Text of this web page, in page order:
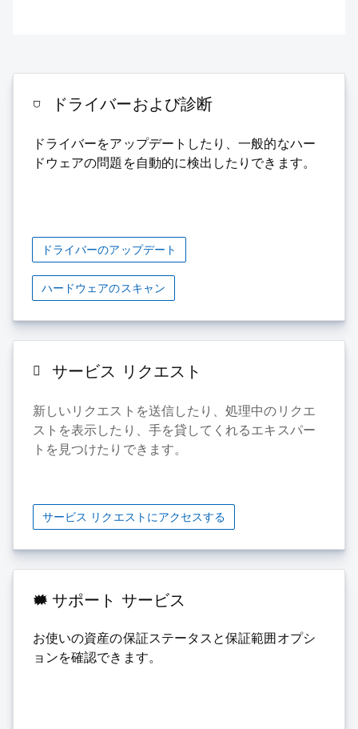
ドライバーおよび診断
ドライバーをアップデートしたり、一般的なハー
ドウェアの問題を自動的に検出したりできます。
ドライバーのアップデート
ハードウェアのスキャン
サービス リクエスト
新しいリクエストを送信したり、処理中のリクエ
ストを表示したり、手を貸してくれるエキスパー
トを見つけたりできます。
サービス リクエストにアクセスする
サポート サービス
お使いの資産の保証ステータスと保証範囲オプシ
ョンを確認できます。